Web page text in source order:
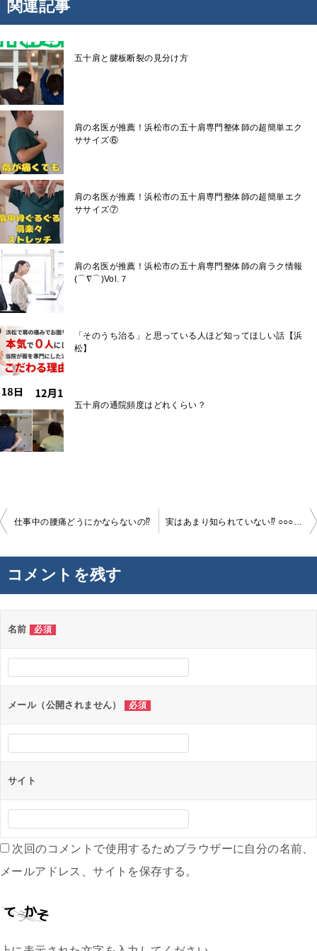
関連記事
五十肩と腱板断裂の見分け方
肩の名医が推薦！浜松市の五十肩専門整体師の超簡単エク
ササイズ⑥
肩の名医が推薦！浜松市の五十肩専門整体師の超簡単エク
ササイズ⑦
肩の名医が推薦！浜松市の五十肩専門整体師の肩ラク情報
(⌒∇⌒)Vol.７
「そのうち治る」と思っている人ほど知ってほしい話【浜
松】
五十肩の通院頻度はどれくらい？
投
ー
シ
ョ
ン
仕事中の腰痛どうにかならないの⁉ 実はあまり知られていない⁉ ○○○の筋肉と腰痛の関係
コメントを残す
名前 必須
メール（公開されません） 必須
サイト
次回のコメントで使用するためブラウザーに自分の名前、
メールアドレス、サイトを保存する。